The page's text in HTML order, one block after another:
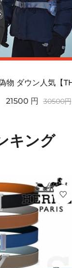
21500 円 30500円
キング